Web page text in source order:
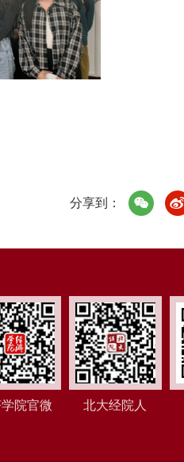
分享到：
院官微 北大经院人